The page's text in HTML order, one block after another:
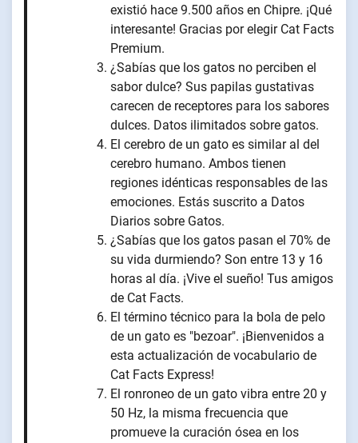
existió hace 9.500 años en Chipre. ¡Qué
interesante! Gracias por elegir Cat Facts
Premium.
¿Sabías que los gatos no perciben el
sabor dulce? Sus papilas gustativas
carecen de receptores para los sabores
dulces. Datos ilimitados sobre gatos.
El cerebro de un gato es similar al del
cerebro humano. Ambos tienen
regiones idénticas responsables de las
emociones. Estás suscrito a Datos
Diarios sobre Gatos.
¿Sabías que los gatos pasan el 70% de
su vida durmiendo? Son entre 13 y 16
horas al día. ¡Vive el sueño! Tus amigos
de Cat Facts.
El término técnico para la bola de pelo
de un gato es "bezoar". ¡Bienvenidos a
esta actualización de vocabulario de
Cat Facts Express!
El ronroneo de un gato vibra entre 20 y
50 Hz, la misma frecuencia que
promueve la curación ósea en los